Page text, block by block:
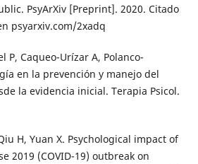
PsyArXiv [Preprint]. 2020. Citado
psyarxiv.com/2xadq
P, Caqueo-Urízar A, Polanco-
en la prevención y manejo del
la evidencia inicial. Terapia Psicol.
H, Yuan X. Psychological impact of
2019 (COVID-19) outbreak on